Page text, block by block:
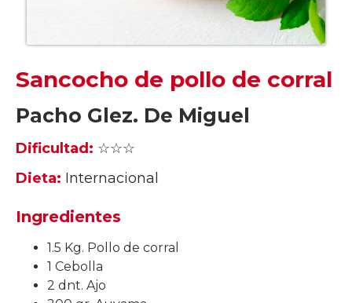
Sancocho de pollo de corral
Pacho Glez. De Miguel
Dificultad: ☆☆☆
Dieta: Internacional
Ingredientes
1.5 Kg. Pollo de corral
1 Cebolla
2 dnt. Ajo